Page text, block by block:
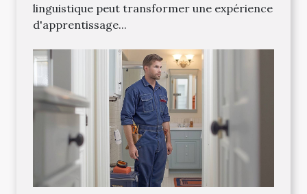
linguistique peut transformer une expérience
d'apprentissage...